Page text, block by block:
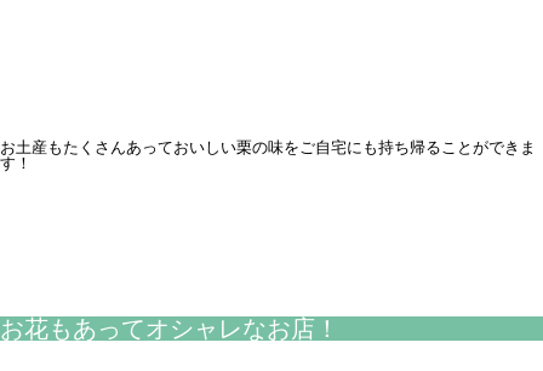
お土産もたくさんあっておいしい栗の味をご自宅にも持ち帰ることができま
す！
お花もあってオシャレなお店！